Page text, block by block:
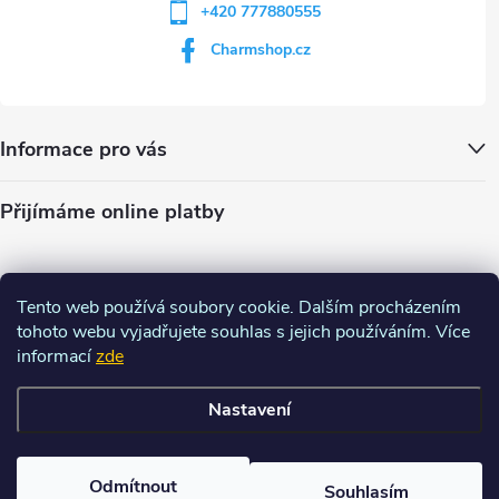
Tento web používá soubory cookie. Dalším procházením
tohoto webu vyjadřujete souhlas s jejich používáním. Více
informacízde
Nastavení
Odmítnout Souhlasím
+420 777880555
Charmshop.cz
Informace pro vás
Přijímáme online platby
nastavení cookies